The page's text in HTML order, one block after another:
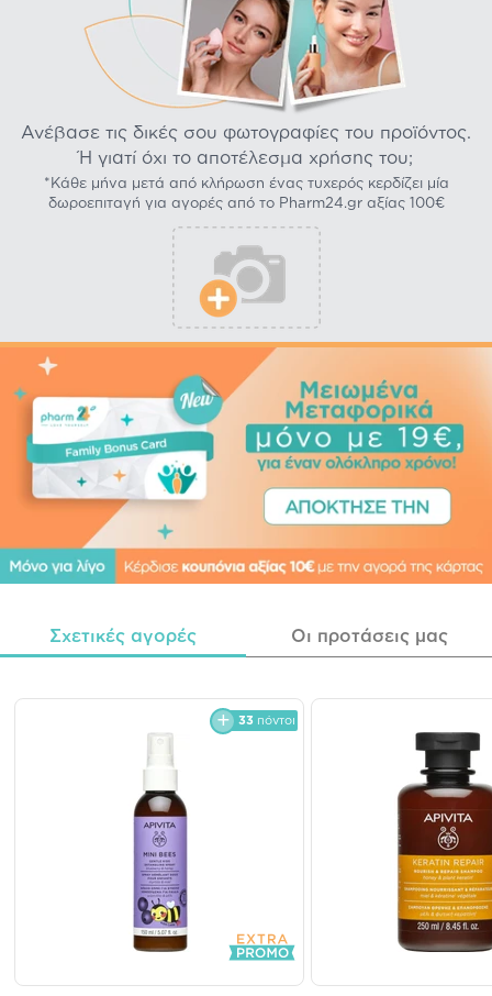
Ανέβασε τις δικές σου φωτογραφίες του προϊόντος.
Ή γιατί όχι το αποτέλεσμα χρήσης του;
*Κάθε μήνα μετά από κλήρωση ένας τυχερός κερδίζει μία
δωροεπιταγή για αγορές από το Pharm24.gr αξίας 100€
Σχετικές αγορές Οι προτάσεις μας
33 πόντοι